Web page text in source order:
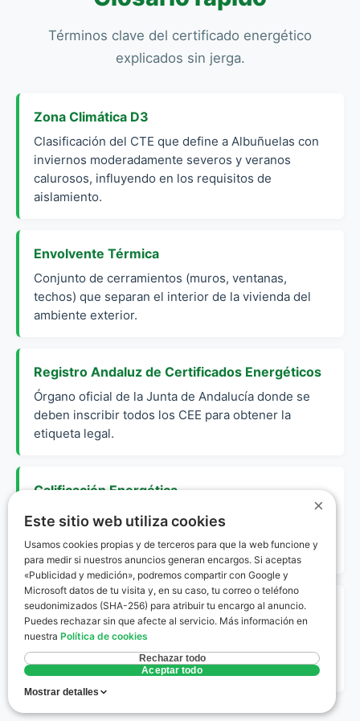
Términos clave del certificado energético
explicados sin jerga.
Zona Climática D3
Clasificación del CTE que define a Albuñuelas con
inviernos moderadamente severos y veranos
calurosos, influyendo en los requisitos de
aislamiento.
Envolvente Térmica
Conjunto de cerramientos (muros, ventanas,
techos) que separan el interior de la vivienda del
ambiente exterior.
Registro Andaluz de Certificados Energéticos
Órgano oficial de la Junta de Andalucía donde se
deben inscribir todos los CEE para obtener la
etiqueta legal.
Calificación Energética
Escala de la A a la G que mide el consumo de
un edificio.
Técnico Competente
Profesional con titulación de arquitectura o
ingeniería habilitado legalmente para firmar
certificados de eficiencia energética.
×
Este sitio web utiliza cookies
Usamos cookies propias y de terceros para que la web funcione y
para medir si nuestros anuncios generan encargos. Si aceptas
«Publicidad y medición», podremos compartir con Google y
Microsoft datos de tu visita y, en su caso, tu correo o teléfono
seudonimizados (SHA-256) para atribuir tu encargo al anuncio.
Puedes rechazar sin que afecte al servicio. Más información en
nuestra Política de cookies
Rechazar todo
Aceptar todo
Mostrar detalles